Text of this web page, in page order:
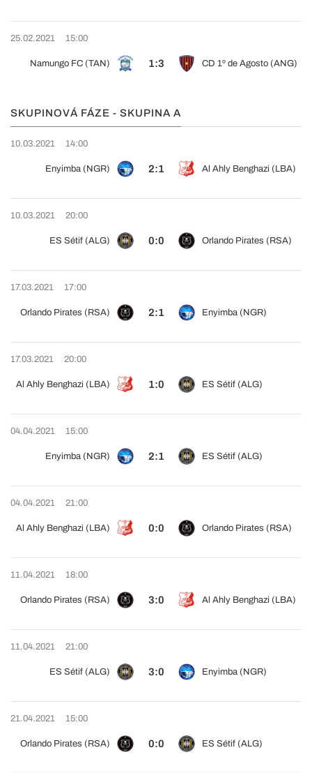
25.02.2021 15:00
Namungo FC (TAN) 1:3 CD 1º de Agosto (ANG)
SKUPINOVÁ FÁZE - SKUPINA A
10.03.2021 14:00
Enyimba (NGR) 2:1 Al Ahly Benghazi (LBA)
10.03.2021 20:00
ES Sétif (ALG) 0:0 Orlando Pirates (RSA)
17.03.2021 17:00
Orlando Pirates (RSA) 2:1 Enyimba (NGR)
17.03.2021 20:00
Al Ahly Benghazi (LBA) 1:0 ES Sétif (ALG)
04.04.2021 15:00
Enyimba (NGR) 2:1 ES Sétif (ALG)
04.04.2021 21:00
Al Ahly Benghazi (LBA) 0:0 Orlando Pirates (RSA)
11.04.2021 18:00
Orlando Pirates (RSA) 3:0 Al Ahly Benghazi (LBA)
11.04.2021 21:00
ES Sétif (ALG) 3:0 Enyimba (NGR)
21.04.2021 15:00
Orlando Pirates (RSA) 0:0 ES Sétif (ALG)